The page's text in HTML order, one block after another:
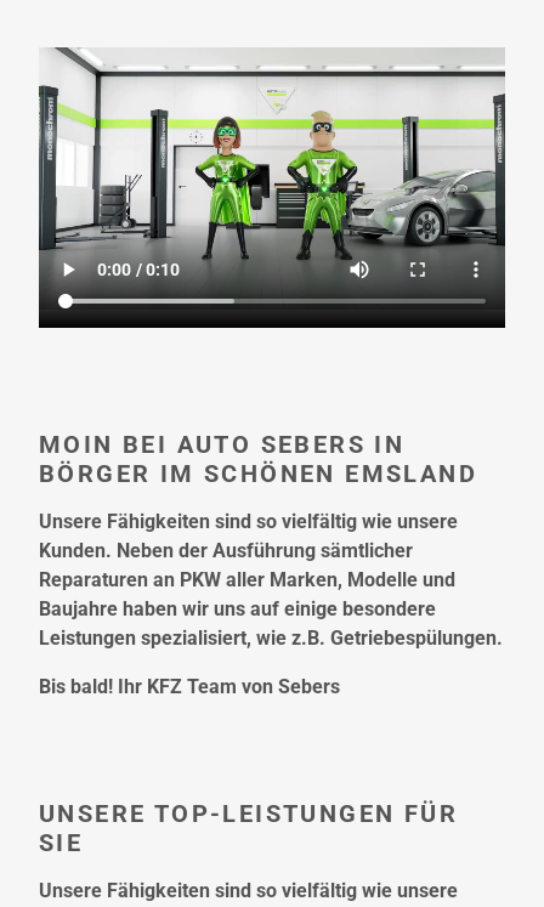
MOIN BEI AUTO SEBERS IN
BÖRGER IM SCHÖNEN EMSLAND
Unsere Fähigkeiten sind so vielfältig wie unsere
Kunden. Neben der Ausführung sämtlicher
Reparaturen an PKW aller Marken, Modelle und
Baujahre haben wir uns auf einige besondere
Leistungen spezialisiert, wie z.B. Getriebespülungen.
Bis bald! Ihr KFZ Team von Sebers
UNSERE TOP-LEISTUNGEN FÜR
SIE
Unsere Fähigkeiten sind so vielfältig wie unsere